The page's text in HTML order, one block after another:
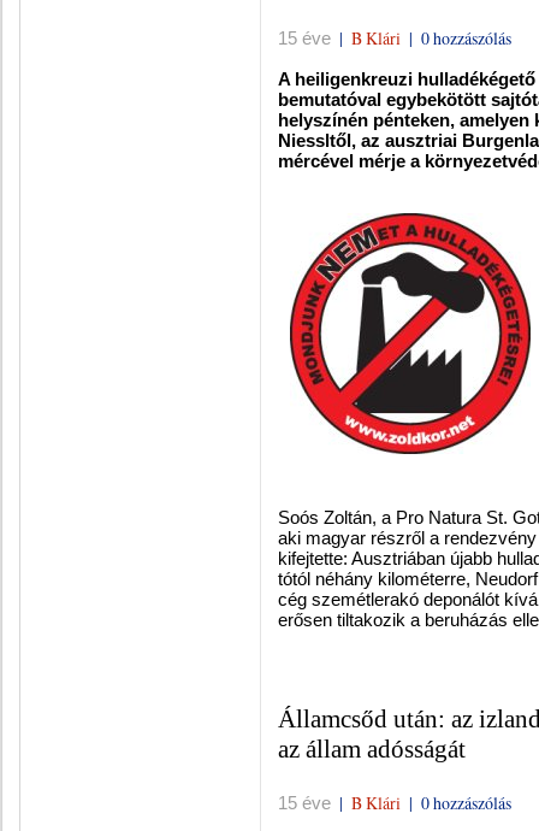
15 éve | B Klári | 0 hozzászólás
A heiligenkreuzi
bemutatóval egybekötött
helyszínén pénteken,
Niessltől, az ausztriai
mércével mérje a
Soós Zoltán, a Pro Natura St.
aki magyar részről a
kifejtette: Ausztriában újabb
tótól néhány kilométerre,
cég szemétlerakó deponálót
erősen tiltakozik a beruházás
Államcsőd után: az
az állam adósságát
15 éve | B Klári | 0 hozzászólás